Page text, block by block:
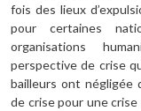
fois des lieux
pour certaines
organisations
perspective de crise
bailleurs ont négligée
de crise pour une